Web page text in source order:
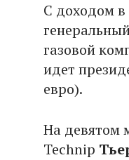
С доходом в
газовой
идет
евро).
На девятом
Technip